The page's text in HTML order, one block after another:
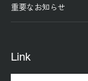
重要なお知らせ
Link